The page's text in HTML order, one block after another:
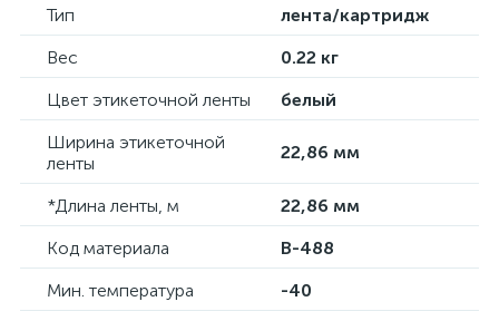
Тип
лента/картридж
Вес
0.22 кг
Цвет этикеточной ленты
белый
Ширина этикеточной
ленты
22,86 мм
*Длина ленты, м
22,86 мм
Код материала
B-488
Мин. температура
-40